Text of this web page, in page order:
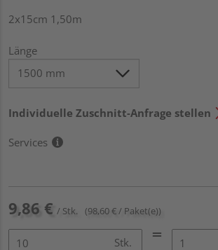
2x15cm 1,50m
Länge
Individuelle Zuschnitt-Anfrage stellen
Services
9,86 € / Stk. (98,60 € / Paket(e))
Stk.